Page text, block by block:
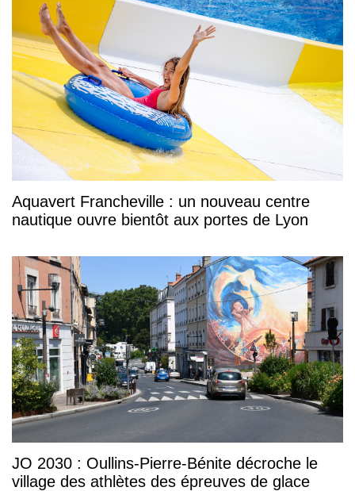
Aquavert Francheville : un nouveau centre
nautique ouvre bientôt aux portes de Lyon
JO 2030 : Oullins-Pierre-Bénite décroche le
village des athlètes des épreuves de glace